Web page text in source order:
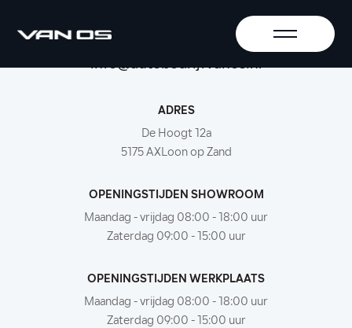
info@autobedrijfvanos.nl
ADRES
De Hoogt 12a
5175 AXLoon op Zand
OPENINGSTIJDEN SHOWROOM
Maandag - vrijdag 08:00 - 18:00 uur
Zaterdag 09:00 - 15:00 uur
OPENINGSTIJDEN WERKPLAATS
Maandag - vrijdag 08:00 - 18:00 uur
Zaterdag 09:00 - 15:00 uur